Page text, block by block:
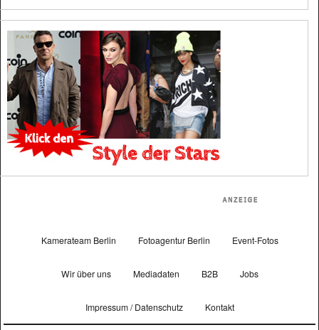
Kamerateam Berlin Fotoagentur Berlin Event-Fotos
Wir über uns Mediadaten B2B Jobs
Impressum / Datenschutz Kontakt